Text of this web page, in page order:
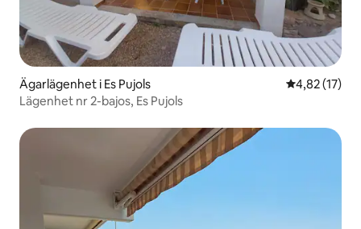
Ägarlägenhet i Es Pujols 4,82 av 5 i
4,82 (17)
Lägenhet nr 2-bajos, Es Pujols